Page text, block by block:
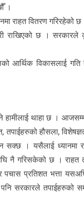
।
राहत वितरण गरिरहेको छ
राखिएको छ । सरकारले
आर्थिक विकासलाई गति
हामीलाई थाहा छ ।
हौसला,
सक्छ । यसैलाई ध्यानमा
नै गरिसकेको छ । राहत
पचास प्रतिशत भत्ता
सरकारले तपाईहरुको